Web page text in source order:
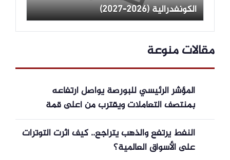
الكونفدرالية (2026-2027)
مقالات منوعة
المؤشر الرئيسي للبورصة يواصل ارتفاعه
بمنتصف التعاملات ويقترب من أعلى قمة
تاريخية | بورصة وشركات
النفط يرتفع والذهب يتراجع.. كيف أثرت التوترات
على الأسواق العالمية؟